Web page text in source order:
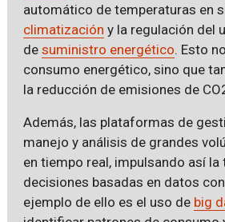
automático de temperaturas en
climatización y la regulación del
de suministro energético. Esto
consumo energético, sino que
la reducción de emisiones de
Además, las plataformas de
manejo y análisis de grandes
en tiempo real, impulsando así la
decisiones basadas en datos
ejemplo de ello es el uso de big